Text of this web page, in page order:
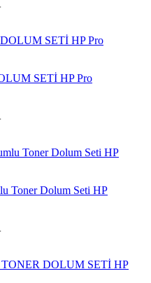
SETİ HP Pro
Toner Dolum Seti HP